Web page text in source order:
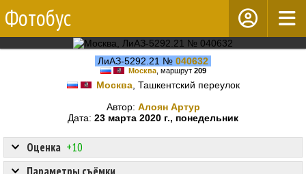
Фотобус
ЛиАЗ-5292.21 № 040632
Москва, маршрут 209
Москва, Ташкентский переулок
Автор: Алоян Артур
Дата: 23 марта 2020 г., понедельник
Оценка +10